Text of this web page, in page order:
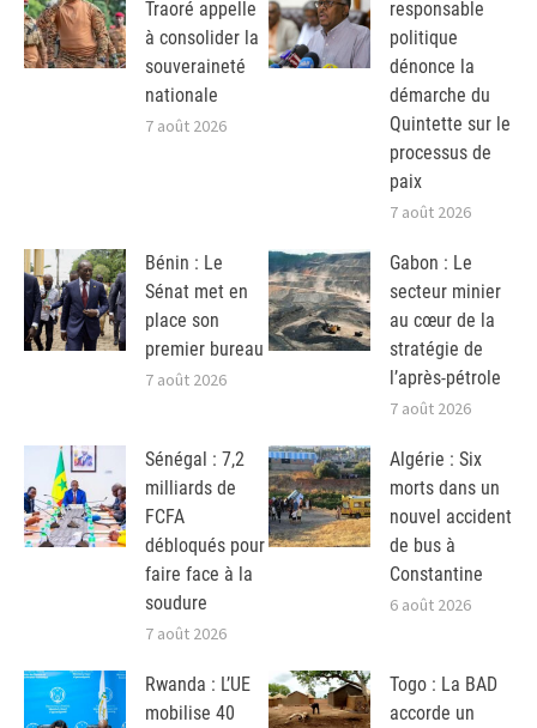
Traoré appelle
à consolider la
souveraineté
nationale
7 août 2026
responsable
politique
dénonce la
démarche du
Quintette sur le
processus de
paix
7 août 2026
Bénin : Le
Sénat met en
place son
premier bureau
7 août 2026
Gabon : Le
secteur minier
au cœur de la
stratégie de
l’après-pétrole
7 août 2026
Sénégal : 7,2
milliards de
FCFA
débloqués pour
faire face à la
soudure
7 août 2026
Algérie : Six
morts dans un
nouvel accident
de bus à
Constantine
6 août 2026
Rwanda : L’UE
mobilise 40
Togo : La BAD
accorde un